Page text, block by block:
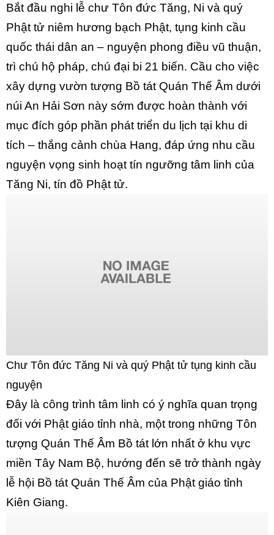
Bắt đầu nghi lễ chư Tôn đức Tăng, Ni và quý
Phật tử niêm hương bạch Phật, tụng kinh cầu
quốc thái dân an – nguyện phong điều vũ thuận,
trì chú hộ pháp, chú đại bi 21 biến. Cầu cho việc
xây dựng vườn tượng Bồ tát Quán Thế Âm dưới
núi An Hải Sơn này sớm được hoàn thành với
mục đích góp phần phát triển du lịch tại khu di
tích – thắng cảnh chùa Hang, đáp ứng nhu cầu
nguyện vọng sinh hoạt tín ngưỡng tâm linh của
Tăng Ni, tín đồ Phật tử.
Chư Tôn đức Tăng Ni và quý Phật tử tụng kinh cầu
nguyện
Đây là công trình tâm linh có ý nghĩa quan trọng
đối với Phật giáo tỉnh nhà, một trong những Tôn
tượng Quán Thế Âm Bồ tát lớn nhất ở khu vực
miền Tây Nam Bộ, hướng đến sẽ trở thành ngày
lễ hội Bồ tát Quán Thế Âm của Phật giáo tỉnh
Kiên Giang.